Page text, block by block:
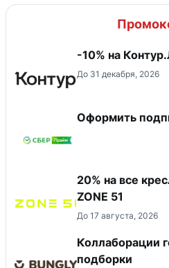
-10% на
До 31 декабря, 2026
Оформить
20% на все
ZONE 51
До 17 августа, 2026
Коллаборации
подборки